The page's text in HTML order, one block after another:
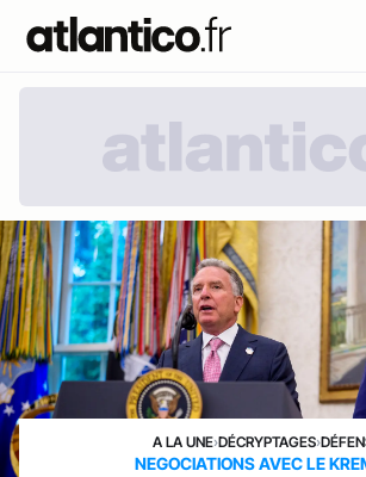
A LA UNE›DÉCRYPTAGES›
NEGOCIATIONS AVEC LE